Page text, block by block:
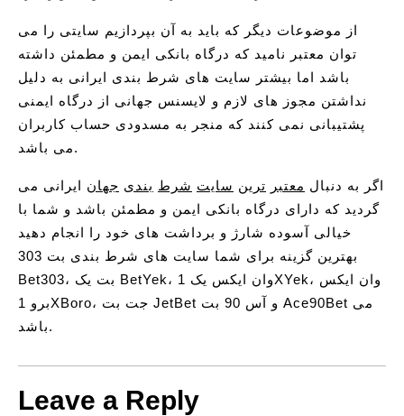
از موضوعات دیگر که باید به آن بپردازیم سایتی را می
توان معتبر نامید که درگاه بانکی ایمن و مطمئن داشته
باشد اما بیشتر سایت های شرط بندی ایرانی به دلیل
نداشتن مجوز های لازم و لایسنس جهانی از درگاه ایمنی
پشتیبانی نمی کنند که منجر به مسدودی حساب کاربران
می باشد.
اگر به دنبال معتبر ترین سایت شرط بندی جهان ایرانی می
گردید که دارای درگاه بانکی ایمن و مطمئن باشد و شما با
خیالی آسوده شارژ و برداشت های خود را انجام دهید
بهترین گزینه برای شما سایت های شرط بندی بت 303
Bet303، بت یک BetYek، وان ایکس یک 1XYek، وان ایکس
برو 1XBoro، جت بت JetBet و آس 90 بت Ace90Bet می
باشد.
Leave a Reply